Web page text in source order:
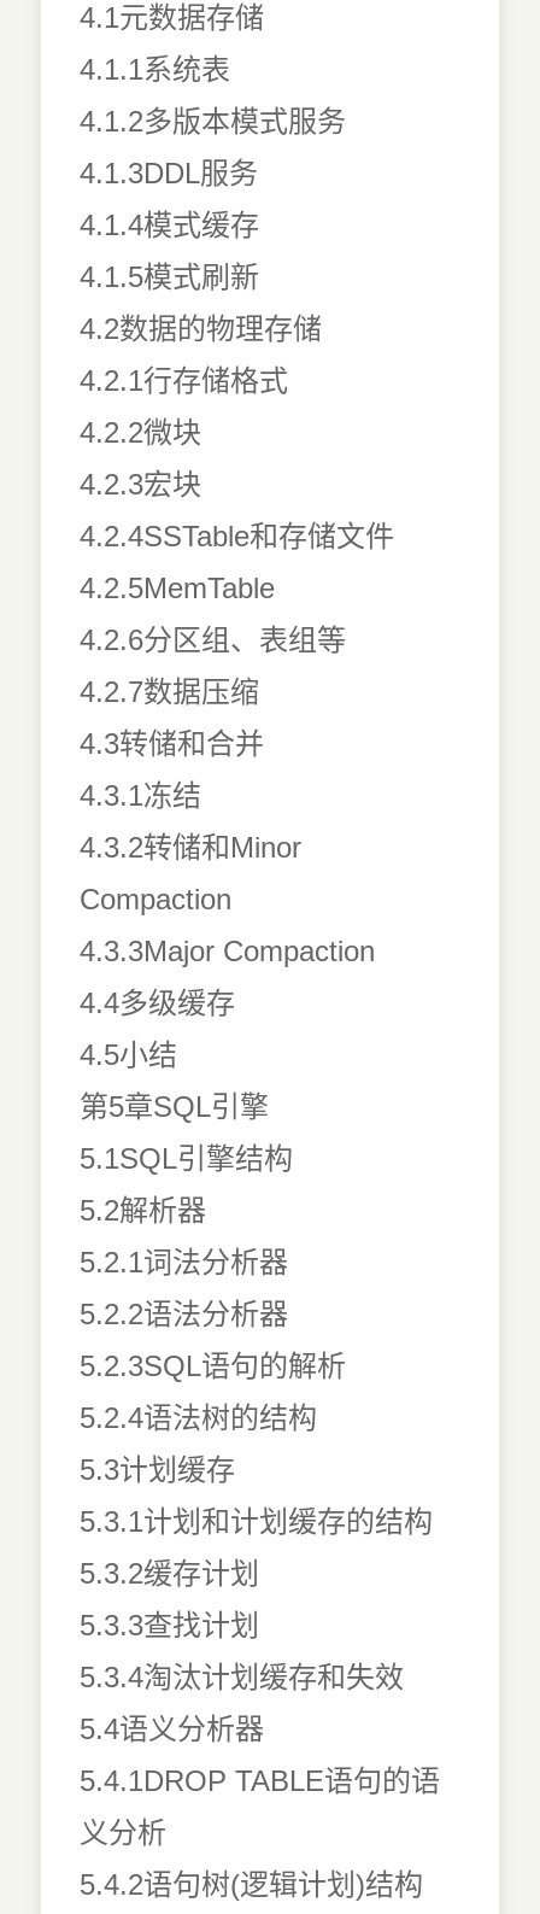
4.1元数据存储
4.1.1系统表
4.1.2多版本模式服务
4.1.3DDL服务
4.1.4模式缓存
4.1.5模式刷新
4.2数据的物理存储
4.2.1行存储格式
4.2.2微块
4.2.3宏块
4.2.4SSTable和存储文件
4.2.5MemTable
4.2.6分区组、表组等
4.2.7数据压缩
4.3转储和合并
4.3.1冻结
4.3.2转储和Minor
Compaction
4.3.3Major Compaction
4.4多级缓存
4.5小结
第5章SQL引擎
5.1SQL引擎结构
5.2解析器
5.2.1词法分析器
5.2.2语法分析器
5.2.3SQL语句的解析
5.2.4语法树的结构
5.3计划缓存
5.3.1计划和计划缓存的结构
5.3.2缓存计划
5.3.3查找计划
5.3.4淘汰计划缓存和失效
5.4语义分析器
5.4.1DROP TABLE语句的语
义分析
5.4.2语句树(逻辑计划)结构